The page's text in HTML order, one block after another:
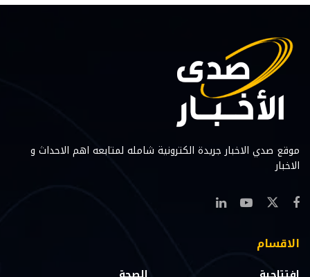
موقع صدي الاخبار جريدة الكترونية شامله لمتابعه اهم الاحداث و
الاخبار
الاقسام